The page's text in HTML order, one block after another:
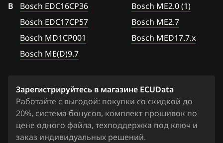
Chenglong
Chery
Chevrolet
Citroen
Dacia
Daewoo
Bosch MED17.7.x
Delphi CRD2.x
Delphi CRD3.x
Siemens Sim266
Siemens Sim271
Siemens SIM4LE
G 320 (W463)
G 500 (W463)
G 550 (W463)
ML 350 (W163)
ML 430 (W163)
ML 500 (W163)
B
Bosch EDC16CP36
Bosch EDC17CP57
Bosch MD1CP001
Bosch ME(D)9.7
Bosch ME2.0 (1)
Bosch ME2.7
Bosch MED17.7.x
Зарегистрируйтесь в магазине ECUData
Работайте с выгодой: покупки со скидкой до
20%, система бонусов, комплект прошивок по
цене одного файла, техподдержка под ключ и
заказ индивидуальных решений.